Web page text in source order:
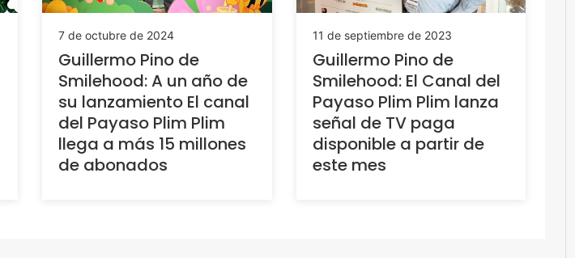
7 de octubre de 2024
Guillermo Pino de
Smilehood: A un año de
su lanzamiento El canal
del Payaso Plim Plim
llega a más 15 millones
de abonados
11 de septiembre de 2023
Guillermo Pino de
Smilehood: El Canal del
Payaso Plim Plim lanza
señal de TV paga
disponible a partir de
este mes